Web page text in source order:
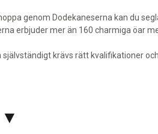
genom Dodekaneserna kan du
erbjuder mer än 160 charmiga öar
självständigt krävs rätt kvalifikationer